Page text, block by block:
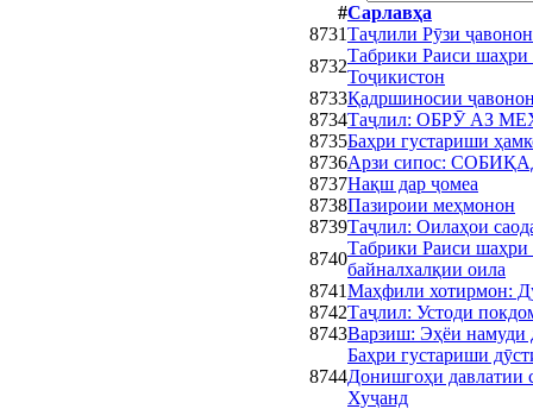
#Сарлавҳа
8731Таҷлили Рӯзи
8732
Табрики Раиси шаҳри
Тоҷикистон
8733Қадршиносии
8734Таҷлил: ОБРӮ АЗ
8735Баҳри густариши
8736Арзи сипос:
8737Нақш дар ҷомеа
8738Пазироии меҳмонон
8739Таҷлил: Оилаҳои
8740
Табрики Раиси шаҳри
байналхалқии оила
8741Маҳфили хотирмон:
8742Таҷлил: Устоди
8743Варзиш: Эҳёи намуди
8744
Баҳри густариши
Донишгоҳи давлатии
Хуҷанд